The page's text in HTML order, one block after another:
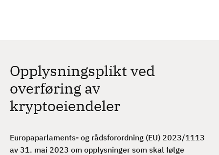
Opplysningsplikt ved
overføring av
kryptoeiendeler
Europaparlaments- og rådsforordning (EU) 2023/1113
av 31. mai 2023 om opplysninger som skal følge